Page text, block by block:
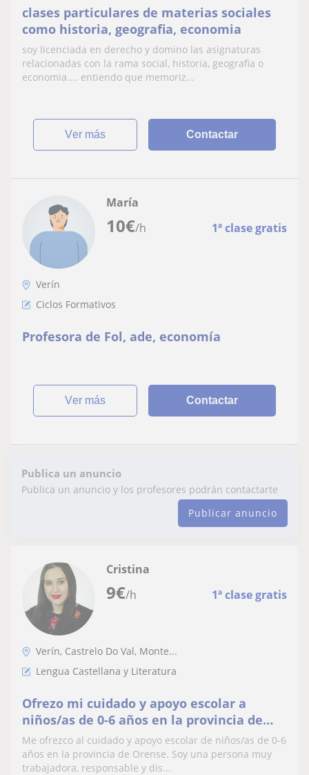
clases particulares de materias sociales
como historia, geografia, economia
soy licenciada en derecho y domino las asignaturas
relacionadas con la rama social, historia, geografia o
economia.... entiendo que memoriz...
ver más Contactar
10€/h 1ª clase gratis
María
Verín
Ciclos Formativos
Profesora de Fol, ade, economía
ver más Contactar
Publica un anuncio
Publica un anuncio y los profesores podrán contactarte
Publicar anuncio
9€/h 1ª clase gratis
Cristina
Verín, Castrelo Do Val, Monte...
Lengua Castellana y Literatura
Ofrezo mi cuidado y apoyo escolar a
niños/as de 0-6 años en la provincia de
Orense
Me ofrezco al cuidado y apoyo escolar de niños/as de 0-6
años en la provincia de Orense. Soy una persona muy
trabajadora, responsable y dis...